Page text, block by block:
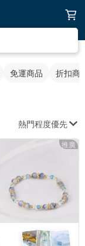
免運商品 折扣商
熱門程度優先
推廣